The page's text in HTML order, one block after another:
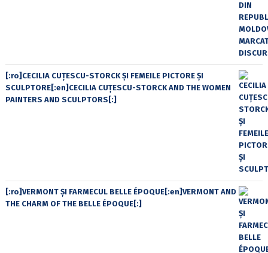
[:ro]CECILIA CUŢESCU-STORCK ŞI FEMEILE PICTORE ŞI
SCULPTORE[:en]CECILIA CUŢESCU-STORCK AND THE WOMEN
PAINTERS AND SCULPTORS[:]
[:ro]VERMONT ȘI FARMECUL BELLE ÉPOQUE[:en]VERMONT AND
THE CHARM OF THE BELLE ÉPOQUE[:]